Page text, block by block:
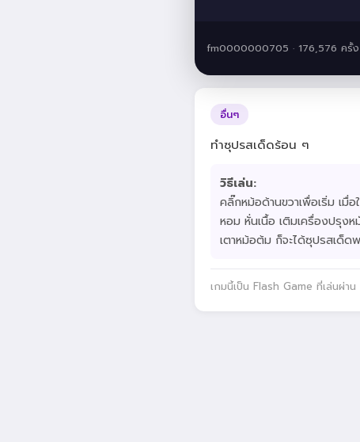
fm0000000705 · 176,576 ครั้
อื่นๆ
ทำซุปรสเด็ดร้อน ๆ
วิธีเล่น:
คลิ๊กหม้อด้านขวาเพื่อเริ่ม เมื่
หอม หั่นเนื้อ เติมเครื่องปรุง
เตาหม้อต้ม ก็จะได้ซุปรสเด็ด
เกมนี้เป็น Flash Game ที่เล่นผ่าน